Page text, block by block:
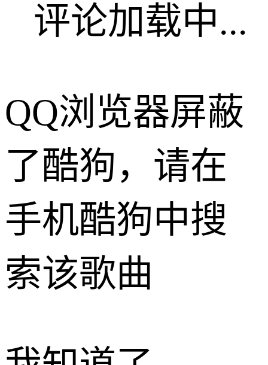
评论加载中...
QQ浏览器屏蔽
了酷狗，请在
手机酷狗中搜
索该歌曲